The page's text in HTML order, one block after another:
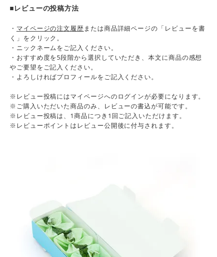
■レビューの投稿方法
・ マイページの注文履歴または商品詳細ページの「レビューを書
く」をクリック。
・ニックネームをご記入ください。
・おすすめ度を5段階から選択していただき、本文に商品の感想
やご要望をご記入ください。
・よろしければプロフィールをご記入ください。
※レビュー投稿にはマイページへのログインが必要になります。
※ご購入いただいた商品のみ、レビューの書込が可能です。
※レビュー投稿は、1商品につき1回ご記入いただけます。
※レビューポイントはレビュー公開後に付与されます。